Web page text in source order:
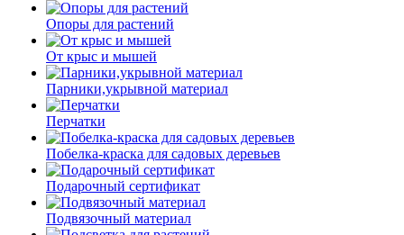
Опоры для растений
От крыс и мышей
Парники,укрывной материал
Перчатки
Побелка-краска для садовых деревьев
Подарочный сертификат
Подвязочный материал